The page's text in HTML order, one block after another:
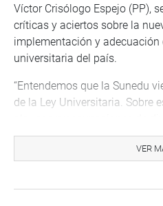
Víctor Crisólogo Espejo (PP),
críticas y aciertos sobre la
implementación y
universitaria del país.
“Entendemos que la Sunedu
de la Ley Universitaria. Sobre
herramientas necesaria para
participación de todos
VER